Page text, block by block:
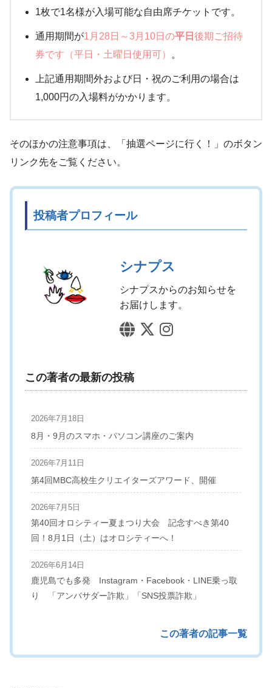
1枚で1名様が入場可能な自由席チケットです。
通用期間が1月28日～3月10日の平日 後期ご招待
券です（平日・土曜日使用可）
。
上記通用期間外および日・祝のご利用の場合は
1,000円の入場料がかかります。
そのほかの注意事項は、「抽選ページに行く！」のボタン
リンク先をご覧ください。
投稿者プロフィール
シナプス
シナプスからのお知らせを
お届けします。
この著者の最新の投稿
2026年7月18日
8月・9月のスマホ・パソコン講座のご案内
2026年7月11日
第4回MBC高校生クリエイターズアワード、開催
2026年7月5日
第40回オロシティー夏まつり大会 記念すべき第40
回！8月1日（土）はオロシティーへ！
2026年6月14日
鹿児島でも多発 Instagram・Facebook・LINE乗っ取
り 「アンバサダー詐欺」「SNS投票詐欺」
この著者の記事一覧